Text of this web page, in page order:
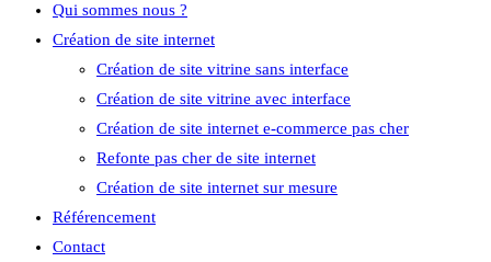
Qui sommes nous ?
Création de site internet
Création de site vitrine sans interface
Création de site vitrine avec interface
Création de site internet e-commerce pas cher
Refonte pas cher de site internet
Création de site internet sur mesure
Référencement
Contact